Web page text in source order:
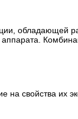
на свойства их